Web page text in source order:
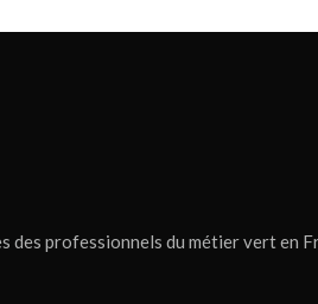
des professionnels du métier vert en